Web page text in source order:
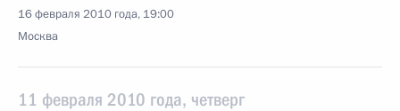
16 февраля 2010 года, 19:00
Москва
11 февраля 2010 года, четверг